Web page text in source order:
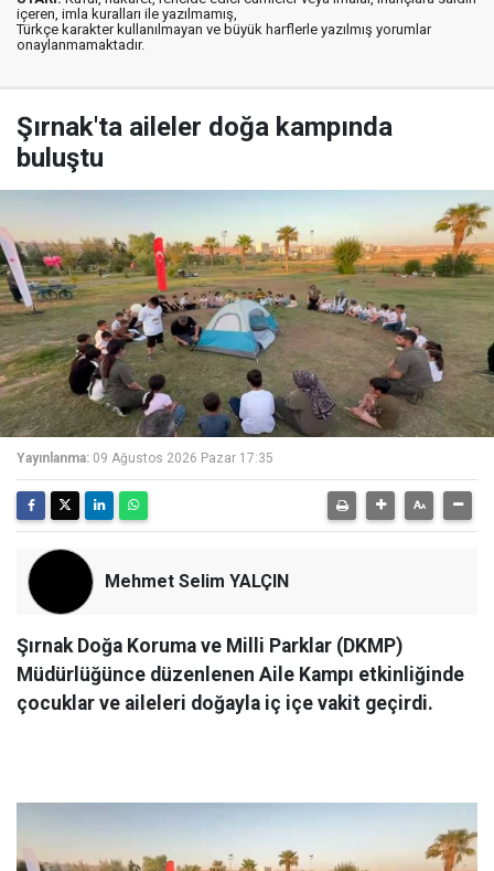
içeren, imla kuralları ile yazılmamış,
Türkçe karakter kullanılmayan ve büyük harflerle yazılmış yorumlar
onaylanmamaktadır.
Şırnak'ta aileler doğa kampında
buluştu
Yayınlanma: 09 Ağustos 2026 Pazar 17:35
Mehmet Selim YALÇIN
Şırnak Doğa Koruma ve Milli Parklar (DKMP)
Müdürlüğünce düzenlenen Aile Kampı etkinliğinde
çocuklar ve aileleri doğayla iç içe vakit geçirdi.